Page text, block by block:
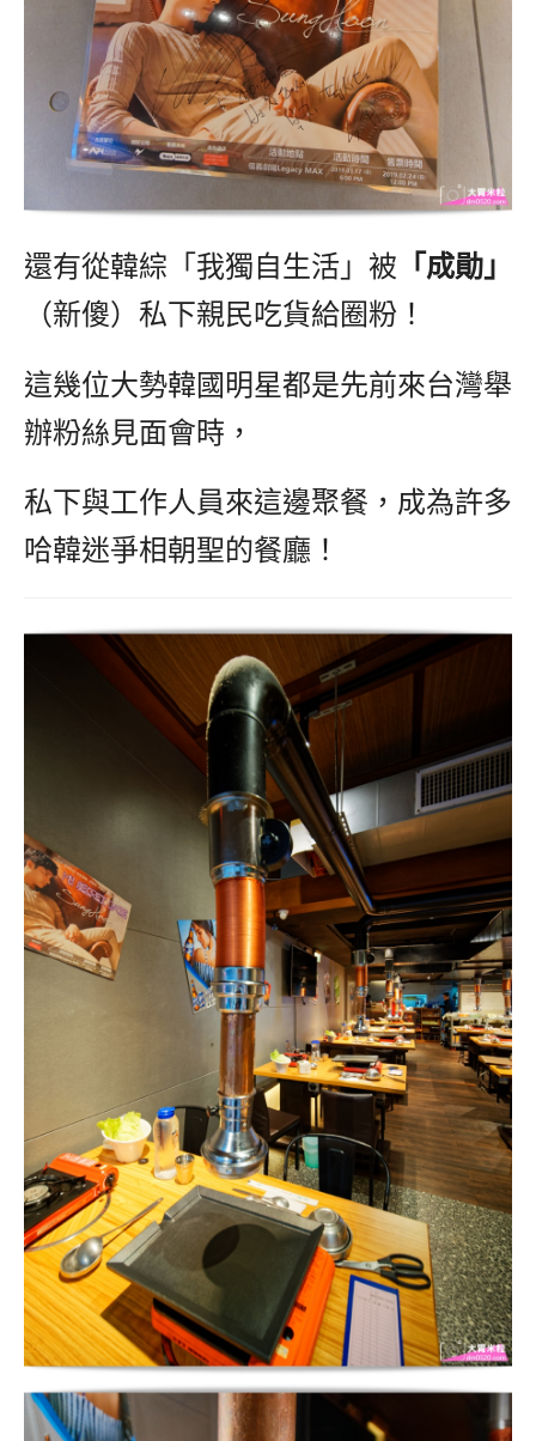
還有從韓綜「我獨自生活」被 「成勛」
（新傻）私下親民吃貨給圈粉！
這幾位大勢韓國明星都是先前來台灣舉
辦粉絲見面會時，
私下與工作人員來這邊聚餐，成為許多
哈韓迷爭相朝聖的餐廳！